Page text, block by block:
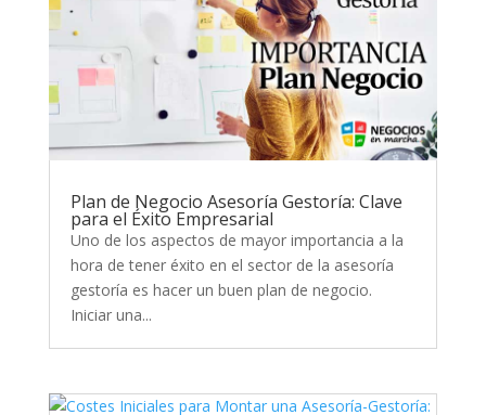
Plan de Negocio Asesoría Gestoría: Clave
para el Éxito Empresarial
Uno de los aspectos de mayor importancia a la
hora de tener éxito en el sector de la asesoría
gestoría es hacer un buen plan de negocio.
Iniciar una...